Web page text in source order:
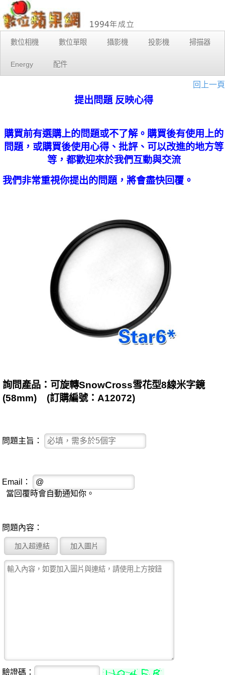
數位相機 數位單眼 攝影機 投影機 掃描器
Energy 配件
回上一頁
提出問題 反映心得
購買前有選購上的問題或不了解。購買後有使用上的
問題，或購買後使用心得、批評、可以改進的地方等
等，都歡迎來於我們互動與交流
我們非常重視你提出的問題，將會盡快回覆。
詢問產品：可旋轉SnowCross雪花型8線米字鏡
(58mm) (訂購編號：A12072)
問題主旨：
Email：
當回覆時會自動通知你。
問題內容：
驗證碼：